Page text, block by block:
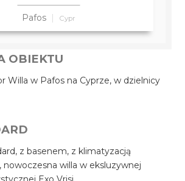
Pafos Cypr
OBIEKTU
Willa w Pafos na Cyprze, w dzielnicy
z basenem, z klimatyzacją
nowoczesna willa w eksluzywnej